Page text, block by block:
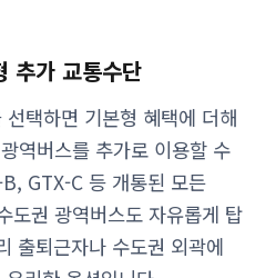
추가 교통수단
선택하면 기본형 혜택에 더해
역버스를 추가로 이용할 수
GTX-C 등 개통된 모든
도권 광역버스도 자유롭게 탑
출퇴근자나 수도권 외곽에